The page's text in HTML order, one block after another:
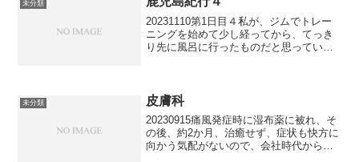
未分類
20231110第1日目４私が、ジムでトレー
ニングを始めて少し経ってから、てっき
り先に風呂に行ったものだと思っていた
ますと予約を入れ...
未分類 皮膚科
20230915痛風発症時に湿布薬に被れ、そ
の後、約2か月、治癒せず、症状も快方に
向かう気配がないので、会社時代からお